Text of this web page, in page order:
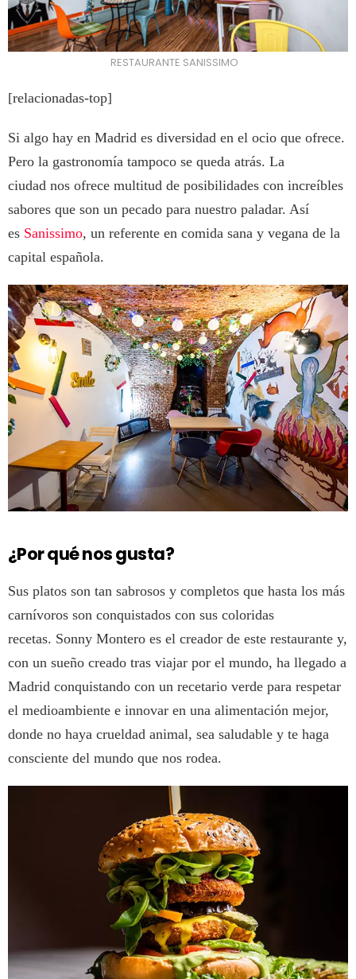
RESTAURANTE SANISSIMO
[relacionadas-top]
Si algo hay en Madrid es diversidad en el ocio que ofrece.
Pero la gastronomía tampoco se queda atrás. La
ciudad nos ofrece multitud de posibilidades con increíbles
sabores que son un pecado para nuestro paladar. Así
es Sanissimo, un referente en comida sana y vegana de la
capital española.
¿Por qué nos gusta?
Sus platos son tan sabrosos y completos que hasta los más
carnívoros son conquistados con sus coloridas
recetas. Sonny Montero es el creador de este restaurante y,
con un sueño creado tras viajar por el mundo, ha llegado a
Madrid conquistando con un recetario verde para respetar
el medioambiente e innovar en una alimentación mejor,
donde no haya crueldad animal, sea saludable y te haga
consciente del mundo que nos rodea.